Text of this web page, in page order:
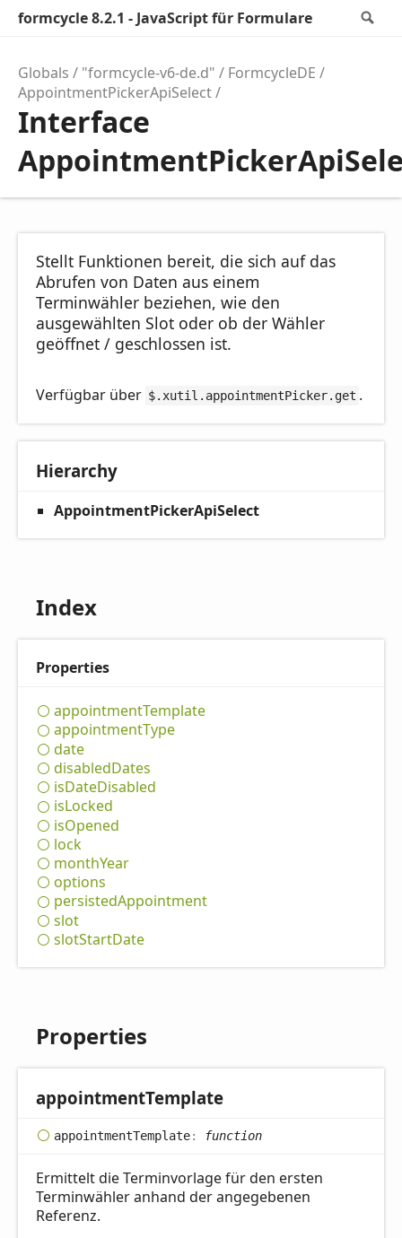
formcycle 8.2.1 - JavaScript für Formulare
Globals "formcycle-v6-de.d"
FormcycleDE
AppointmentPickerApiSelect
Interface
Stellt Funktionen bereit, die sich auf das
Abrufen von Daten aus einem
Terminwähler beziehen, wie den
ausgewählten Slot oder ob der Wähler
geöffnet / geschlossen ist.
Verfügbar über $.xutil.appointmentPicker.get .
Hierarchy
AppointmentPickerApiSelect
Index
Properties
appointmentTemplate
appointmentType
date
disabledDates
isDateDisabled
isLocked
isOpened
lock
monthYear
options
persistedAppointment
slot
slotStartDate
Properties
appointmentTemplate
appointmentTemplate: function
Ermittelt die Terminvorlage für den ersten
Terminwähler anhand der angegebenen
Referenz.